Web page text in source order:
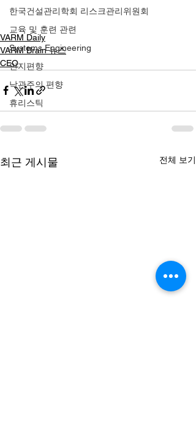
한국건설관리학회 리스크관리위원회
교육 및 훈련 관련
Systems Engineering
인지편향
낙관주의 편향
휴리스틱
VARM Daily
VARM Brain 뉴스
CEO
최근 게시물 전체 보기